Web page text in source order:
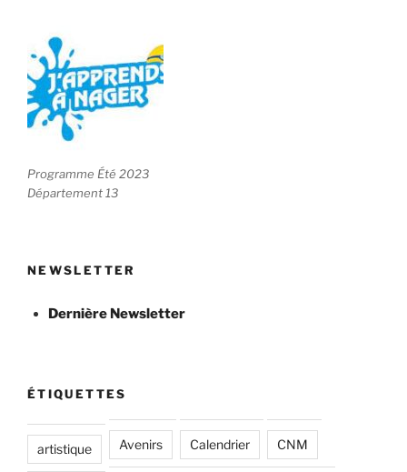
Programme Été 2023
Département 13
NEWSLETTER
Dernière Newsletter
ÉTIQUETTES
artistique Avenirs Calendrier CNM